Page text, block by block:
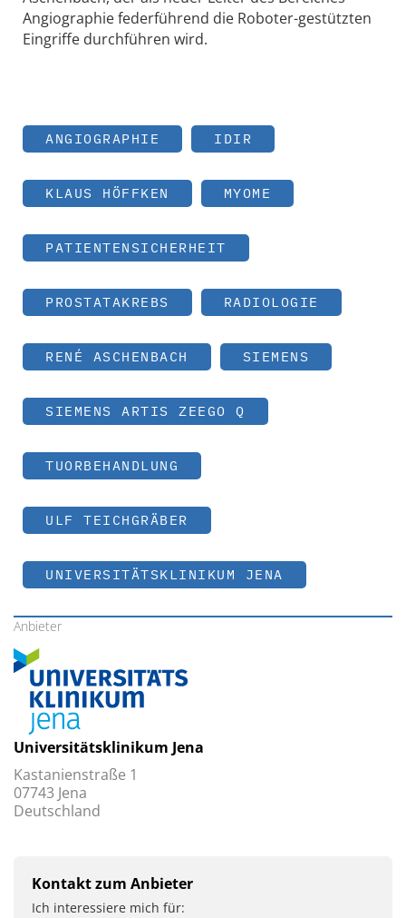
Angiographie federführend die Roboter-gestützten
Eingriffe durchführen wird.
ANGIOGRAPHIE IDIR
KLAUS HÖFFKEN MYOME
PATIENTENSICHERHEIT
PROSTATAKREBS RADIOLOGIE
RENÉ ASCHENBACH SIEMENS
SIEMENS ARTIS ZEEGO Q
TUORBEHANDLUNG
ULF TEICHGRÄBER
UNIVERSITÄTSKLINIKUM JENA
Anbieter
Universitätsklinikum Jena
Kastanienstraße 1
07743 Jena
Deutschland
Kontakt zum Anbieter
Ich interessiere mich für: